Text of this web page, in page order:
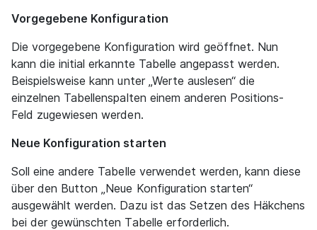
Vorgegebene Konfiguration
Die vorgegebene Konfiguration wird geöffnet. Nun
kann die initial erkannte Tabelle angepasst werden.
Beispielsweise kann unter „Werte auslesen“ die
einzelnen Tabellenspalten einem anderen Positions-
Feld zugewiesen werden.
Neue Konfiguration starten
Soll eine andere Tabelle verwendet werden, kann diese
über den Button „Neue Konfiguration starten“
ausgewählt werden. Dazu ist das Setzen des Häkchens
bei der gewünschten Tabelle erforderlich.